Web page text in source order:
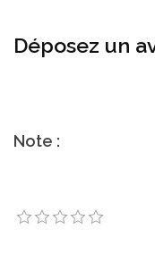
Déposez un
Note :